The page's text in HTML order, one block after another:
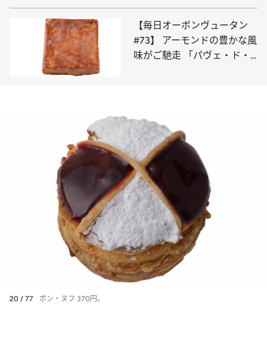
【毎日オーボンヴュータン
#73】 アーモンドの豊かな風
味がご馳走 「パヴェ・ド・
20 / 77 ポン・ヌフ 370円。